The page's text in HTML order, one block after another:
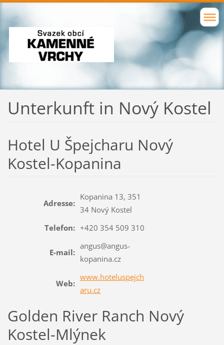
Unterkunftin Nový Kostel
Hotel U Špejcharu Nový
Kostel-Kopanina
Adresse:
Kopanina 13, 351
34 Nový Kostel
Telefon: +420 354 509 310
E-mail:
angus@angus-
kopanina.cz
Web:
www.hoteluspejch
aru.cz
Golden River Ranch Nový
Kostel-Mlýnek